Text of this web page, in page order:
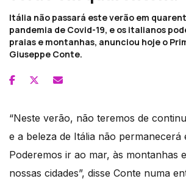
Itália não passará este verão em
pandemia de Covid-19, e os italianos
praias e montanhas, anunciou hoje o
Giuseppe Conte.
“Neste verão, não teremos de
e a beleza de Itália não permanecerá
Poderemos ir ao mar, às montanhas
nossas cidades”, disse Conte numa